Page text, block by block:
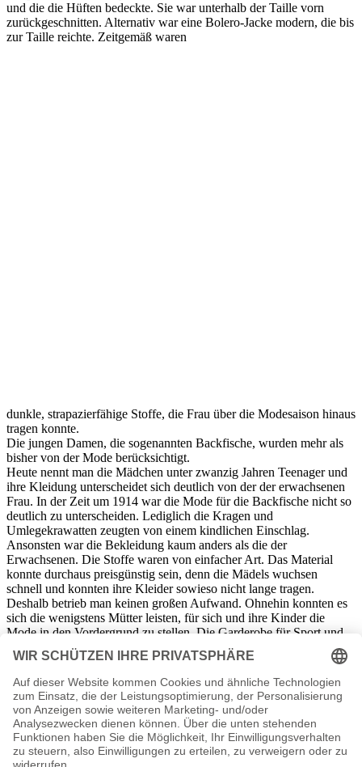
und die die Hüften bedeckte. Sie war unterhalb der Taille vorn
zurückgeschnitten. Alternativ war eine Bolero-Jacke modern, die bis
zur Taille reichte. Zeitgemäß waren
dunkle, strapazierfähige Stoffe, die Frau über die Modesaison hinaus
tragen konnte.
Die jungen Damen, die sogenannten Backfische, wurden mehr als
bisher von der Mode berücksichtigt.
Heute nennt man die Mädchen unter zwanzig Jahren Teenager und
ihre Kleidung unterscheidet sich deutlich von der der erwachsenen
Frau. In der Zeit um 1914 war die Mode für die Backfische nicht so
deutlich zu unterscheiden. Lediglich die Kragen und
Umlegekrawatten zeugten von einem kindlichen Einschlag.
Ansonsten war die Bekleidung kaum anders als die der
Erwachsenen. Die Stoffe waren von einfacher Art. Das Material
konnte durchaus preisgünstig sein, denn die Mädels wuchsen
schnell und konnten ihre Kleider sowieso nicht lange tragen.
Deshalb betrieb man keinen großen Aufwand. Ohnehin konnten es
sich die wenigstens Mütter leisten, für sich und ihre Kinder die
Mode in den Vordergrund zu stellen. Die Garderobe für Sport und
Freizeit nähten die Frauen meist selbst. Anleitungen zum
Selbstnähen gab es reichlich.
Nicht nur im Deutschen Reich besann man sich auf das eigene
Können auf dem Gebiet der Mode. Es gab für die
unterschiedlichsten Dinge Reichsausschüsse, für die Landwirtschaft,
für Leibesübungen und so auch den „Reichsausschuss für deutsche
Form“. Die Presse im Deutschen Reich sprach von der Geburt einer
deutschen Mode und stellte zerknirscht fest, dass man bisher eher
nachgeäfft als nachgedacht habe. Diese Einsicht hatte allerdings